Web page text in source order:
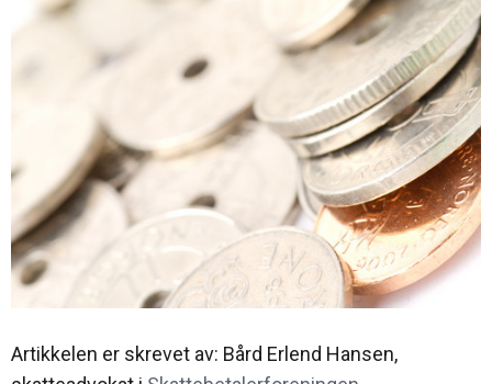
Veier til
mesterbrev
Søknadsskjema
Ofte
stilte
spørsmål
– Bli
mester
Artikkelen er skrevet av: Bård Erlend Hansen,